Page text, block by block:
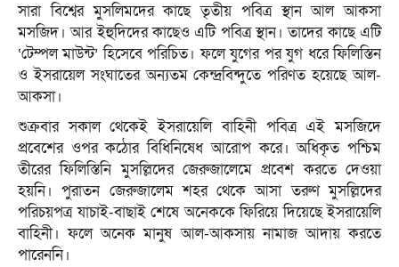
সারা বিশ্বের মুসলিমদের কাছে তৃতীয় পবিত্র স্থান আল আকসা
মসজিদ। আর ইহুদিদের কাছেও এটি পবিত্র স্থান। তাদের কাছে এটি
‘টেম্পল মাউন্ট’ হিসেবে পরিচিত। ফলে যুগের পর যুগ ধরে ফিলিস্তিন
ও ইসরায়েল সংঘাতের অন্যতম কেন্দ্রবিন্দুতে পরিণত হয়েছে আল-
আকসা।
শুক্রবার সকাল থেকেই ইসরায়েলি বাহিনী পবিত্র এই মসজিদে
প্রবেশের ওপর কঠোর বিধিনিষেধ আরোপ করে। অধিকৃত পশ্চিম
তীরের ফিলিস্তিনি মুসল্লিদের জেরুজালেমে প্রবেশ করতে দেওয়া
হয়নি। পুরাতন জেরুজালেম শহর থেকে আসা তরুণ মুসল্লিদের
পরিচয়পত্র যাচাই-বাছাই শেষে অনেককে ফিরিয়ে দিয়েছে ইসরায়েলি
বাহিনী। ফলে অনেক মানুষ আল-আকসায় নামাজ আদায় করতে
পারেননি।